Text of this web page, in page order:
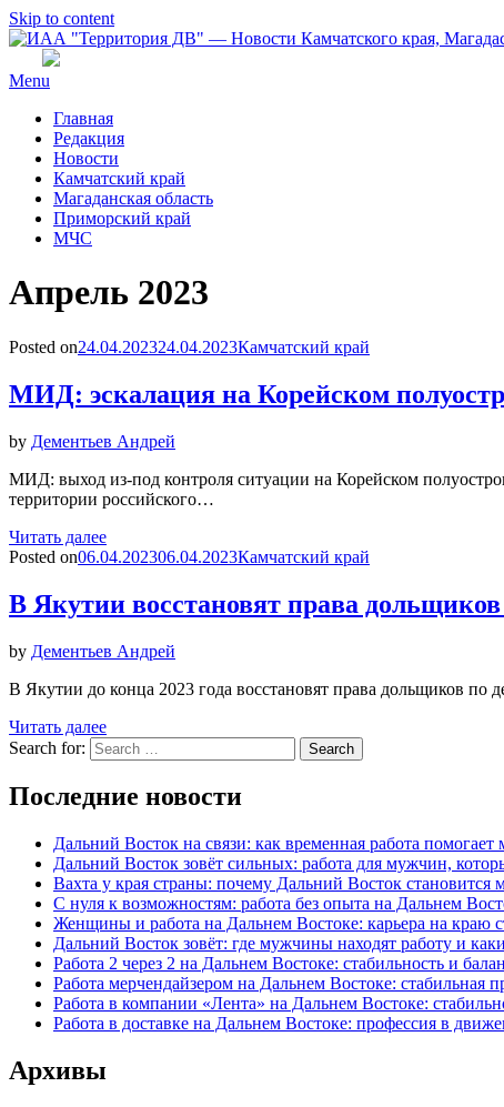
Skip to content
Menu
Главная
Редакция
Новости
Камчатский край
Магаданская область
Приморский край
МЧС
Месяц
:
Апрель 2023
Posted on24.04.202324.04.2023Камчатский край
МИД: эскалация на Корейском
by Дементьев Андрей
МИД: выход из-под контроля ситуации на Корейском
территории российского…
Читать далее
Posted on06.04.202306.04.2023Камчатский край
В Якутии восстановят права
by Дементьев Андрей
В Якутии до конца 2023 года восстановят права дольщиков
Читать далее
Search for:
Search
Последние новости
Дальний Восток на связи: как временная работа
Дальний Восток зовёт сильных: работа для мужчин,
Вахта у края страны: почему Дальний Восток становится
С нуля к возможностям: работа без опыта на Дальнем
Женщины и работа на Дальнем Востоке: карьера на краю
Дальний Восток зовёт: где мужчины находят работу и
Работа 2 через 2 на Дальнем Востоке: стабильность и
Работа мерчендайзером на Дальнем Востоке: стабильная
Работа в компании «Лента» на Дальнем Востоке:
Работа в доставке на Дальнем Востоке: профессия в
Архивы